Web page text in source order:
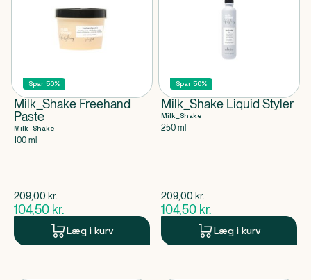
Spar 50%
Milk_Shake Freehand
Paste
Milk_Shake
100 ml
$gammel pris
209,00kr.
Spar 104,50 kr.
$nuværende pris
104,50 kr.
Læg i kurv
Spar 50%
Milk_Shake Liquid Styler
Milk_Shake
250 ml
$gammel pris
209,00kr.
Spar 104,50 kr.
$nuværende pris
104,50 kr.
Læg i kurv